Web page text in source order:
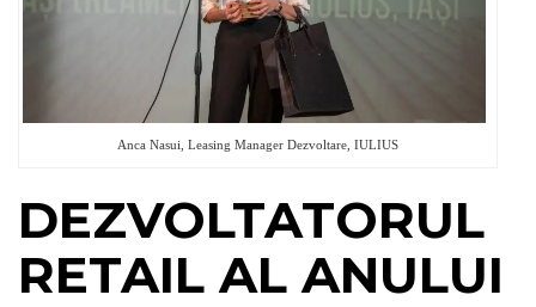
Anca Nasui, Leasing Manager Dezvoltare, IULIUS
DEZVOLTATORUL
RETAIL AL ANULUI